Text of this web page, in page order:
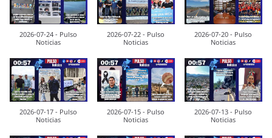
2026-07-24 - Pulso
Noticias
2026-07-22 - Pulso
Noticias
2026-07-20 - Pulso
Noticias
2026-07-17 - Pulso
Noticias
2026-07-15 - Pulso
Noticias
2026-07-13 - Pulso
Noticias